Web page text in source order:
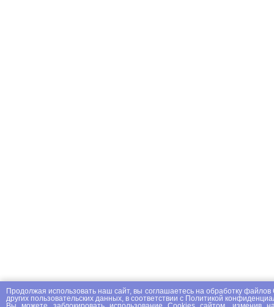
Продолжая использовать наш сайт, вы соглашаетесь на обработку файлов
других пользовательских данных, в соответствии с Политикой